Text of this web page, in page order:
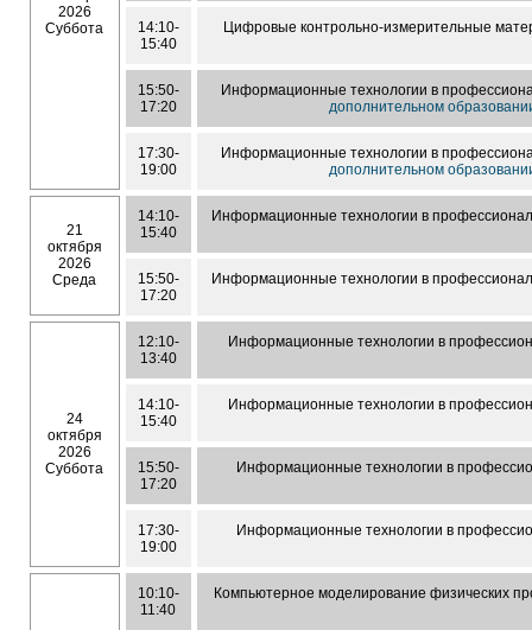
2026
Суббота
14:10-
15:40
Цифровые контрольно-измерительные
15:50-
17:20
Информационные технологии в
дополнительном
17:30-
19:00
Информационные технологии в
дополнительном
21
октября
2026
Среда
14:10-
15:40
Информационные технологии в
15:50-
17:20
Информационные технологии в
24
октября
2026
Суббота
12:10-
13:40
Информационные технологии в
14:10-
15:40
Информационные технологии в
15:50-
17:20
Информационные технологии в
17:30-
19:00
Информационные технологии в
10:10-
11:40
Компьютерное моделирование физических